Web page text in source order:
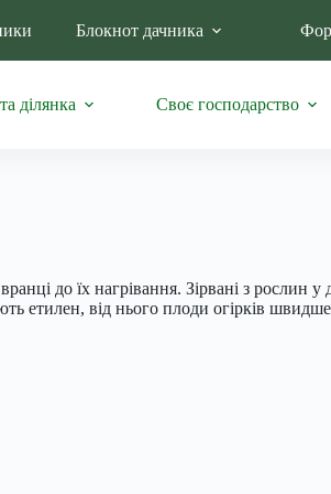
Блокнот дачника
ділянка Своє господарство
до їх нагрівання. Зірвані з рослин
етилен, від нього плоди огірків